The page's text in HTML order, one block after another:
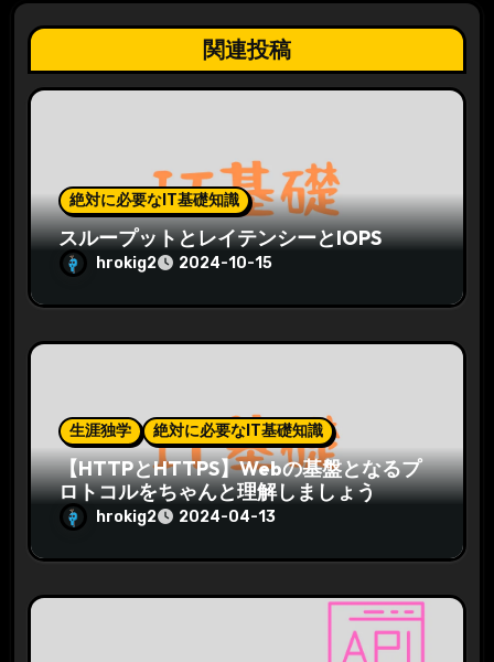
関連投稿
絶対に必要なIT基礎知識
スループットとレイテンシーとIOPS
hrokig2 2024-10-15
生涯独学 絶対に必要なIT基礎知識
【HTTPとHTTPS】Webの基盤となるプ
ロトコルをちゃんと理解しましょう
hrokig2 2024-04-13